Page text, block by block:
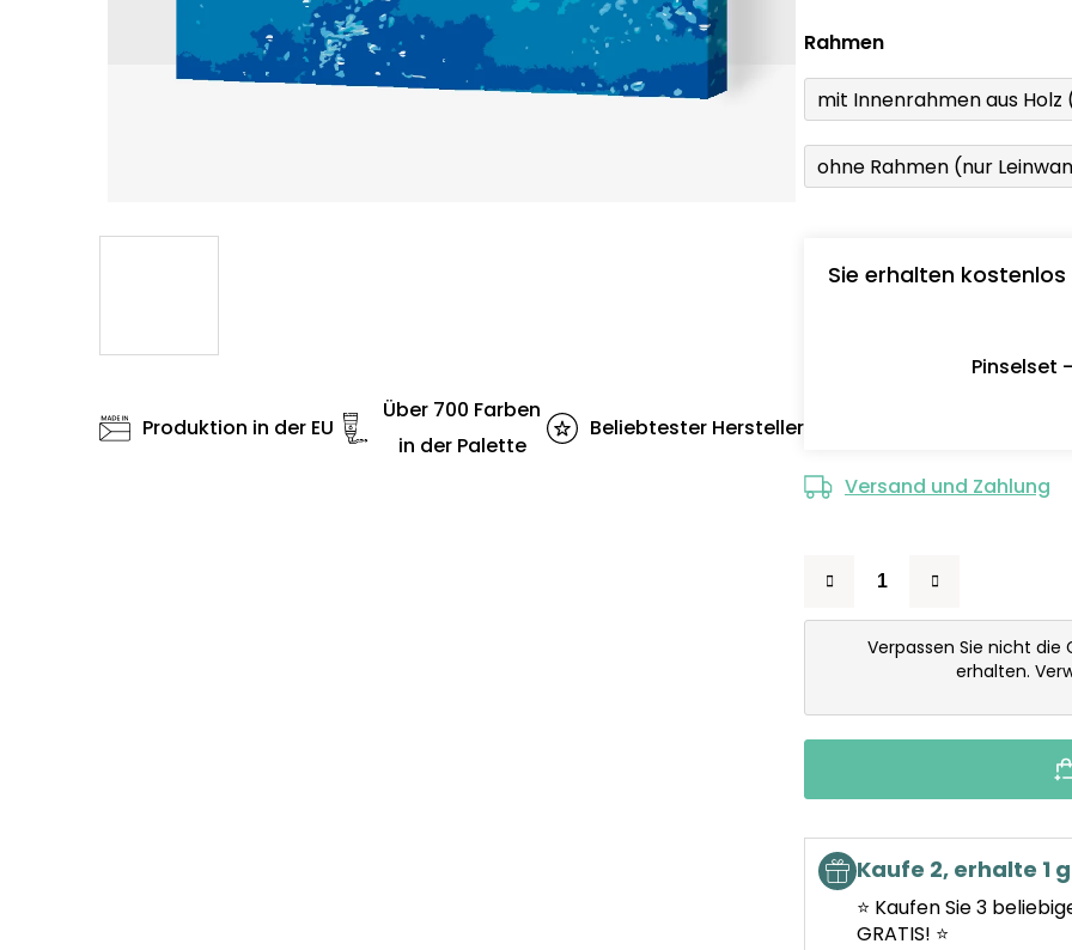
Rahmen
mit Innenrahmen aus
ohne Rahmen (nur
Sie erhalten kostenlos
Pinselset
Versand und Zahlung
Verpassen Sie nicht die
erhalten.
Kaufe 2, erhalte 1
⭐ Kaufen Sie 3
GRATIS! ⭐
Produktion in der EU
Über 700 Farben
in der Palette
Beliebtester Hersteller